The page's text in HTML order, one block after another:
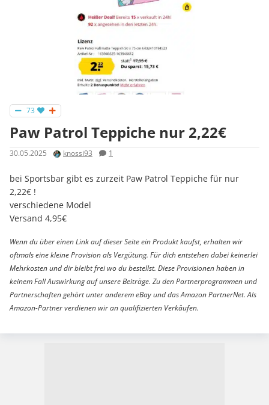
73
Paw Patrol Teppiche nur 2,22€
30.05.2025 knossi93 1
bei Sportsbar gibt es zurzeit Paw Patrol Teppiche für nur
2,22€ !
verschiedene Model
Versand 4,95€
Wenn du über einen Link auf dieser Seite ein Produkt kaufst, erhalten wir
oftmals eine kleine Provision als Vergütung. Für dich entstehen dabei keinerlei
Mehrkosten und dir bleibt frei wo du bestellst. Diese Provisionen haben in
keinem Fall Auswirkung auf unsere Beiträge. Zu den Partnerprogrammen und
Partnerschaften gehört unter anderem eBay und das Amazon PartnerNet. Als
Amazon-Partner verdienen wir an qualifizierten Verkäufen.